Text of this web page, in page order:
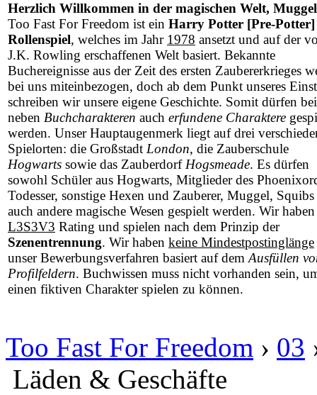
Herzlich Willkommen in der magischen Welt, Muggel
Too Fast For Freedom ist ein Harry Potter [Pre-Potter]
Rollenspiel, welches im Jahr 1978 ansetzt und auf der
J.K. Rowling erschaffenen Welt basiert. Bekannte
Buchereignisse aus der Zeit des ersten Zaubererkrieges
bei uns miteinbezogen, doch ab dem Punkt unseres
schreiben wir unsere eigene Geschichte. Somit dürfen
neben Buchcharakteren auch erfundene Charaktere
werden. Unser Hauptaugenmerk liegt auf drei
Spielorten: die Großstadt London, die Zauberschule
Hogwarts sowie das Zauberdorf Hogsmeade. Es dürfen
sowohl Schüler aus Hogwarts, Mitglieder des
Todesser, sonstige Hexen und Zauberer, Muggel, Squibs
auch andere magische Wesen gespielt werden. Wir
L3S3V3 Rating und spielen nach dem Prinzip der
Szenentrennung. Wir haben keine Mindestpostinglänge
unser Bewerbungsverfahren basiert auf dem Ausfüllen
Profilfeldern. Buchwissen muss nicht vorhanden sein,
einen fiktiven Charakter spielen zu können.
Too Fast For Freedom › 03
Läden & Geschäfte